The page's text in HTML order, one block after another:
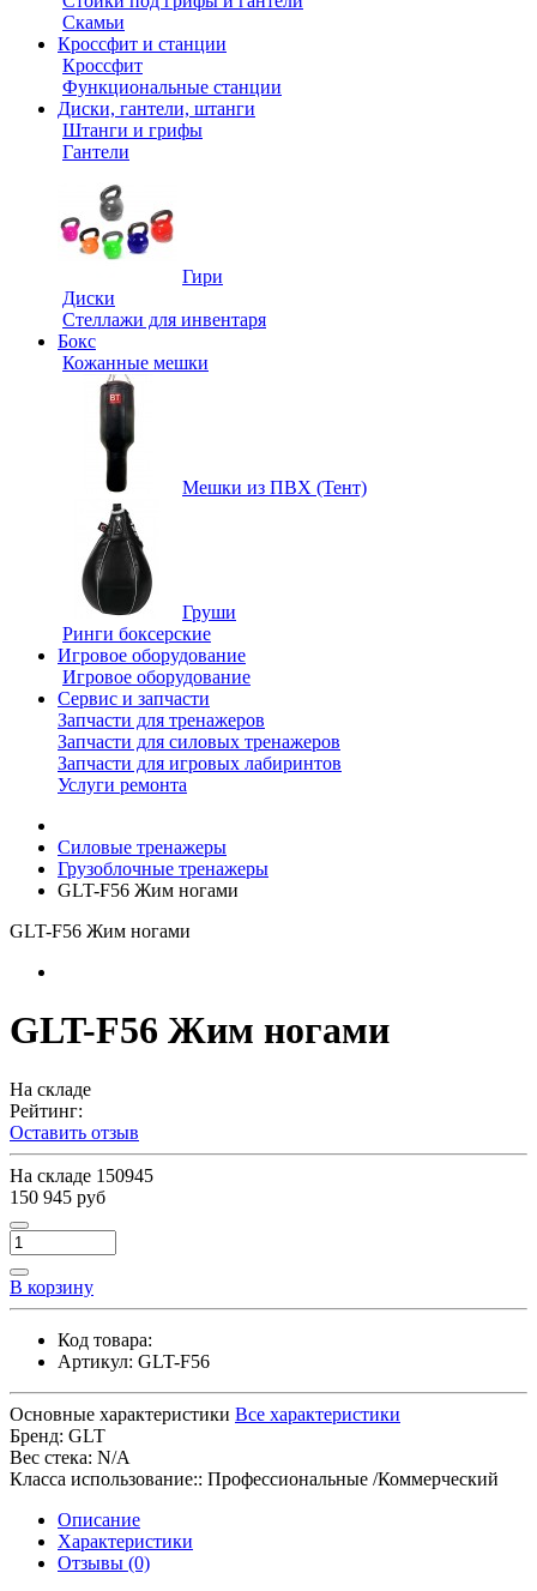
Скамьи
Кроссфит и станции
Кроссфит
Функциональные станции
Диски, гантели, штанги
Штанги и грифы
Гантели
Гири
Диски
Стеллажи для инвентаря
Бокс
Кожанные мешки
Мешки из ПВХ (Тент)
Груши
Ринги боксерские
Игровое оборудование
Игровое оборудование
Сервис и запчасти
Запчасти для тренажеров
Запчасти для силовых тренажеров
Запчасти для игровых лабиринтов
Услуги ремонта
Силовые тренажеры
Грузоблочные тренажеры
GLT-F56 Жим ногами
GLT-F56 Жим ногами
GLT-F56 Жим ногами
На складе
Рейтинг:
Оставить отзыв
На складе 150945
150 945 руб
В корзину
Код товара:
Артикул: GLT-F56
Основные характеристики Все характеристики
Бренд: GLT
Вес стека: N/A
Класса использование:: Профессиональные /Коммерческий
Описание
Характеристики
Отзывы (0)